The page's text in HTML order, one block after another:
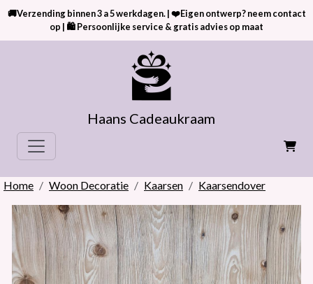
🚚Verzending binnen 3 a 5 werkdagen. | ❤️Eigen ontwerp? neem contact
op | 🛍 Persoonlijke service & gratis advies op maat
Haans Cadeaukraam
Home Woon Decoratie Kaarsen Kaarsendover